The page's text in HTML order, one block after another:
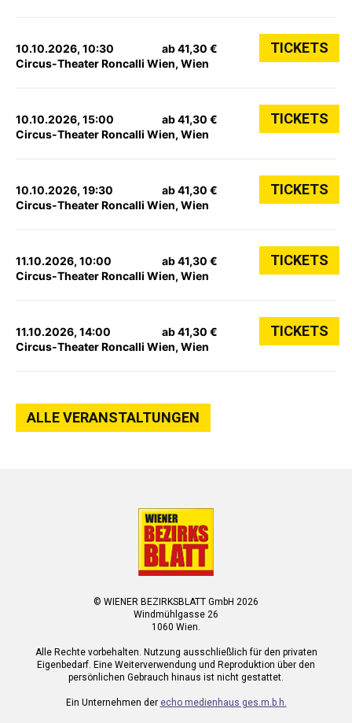
10.10.2026, 10:30
Circus-Theater Roncalli Wien, Wien
ab 41,30 € TICKETS
10.10.2026, 15:00
Circus-Theater Roncalli Wien, Wien
ab 41,30 € TICKETS
10.10.2026, 19:30
Circus-Theater Roncalli Wien, Wien
ab 41,30 € TICKETS
11.10.2026, 10:00
Circus-Theater Roncalli Wien, Wien
ab 41,30 € TICKETS
11.10.2026, 14:00
Circus-Theater Roncalli Wien, Wien
ab 41,30 € TICKETS
ALLE VERANSTALTUNGEN
© WIENER BEZIRKSBLATT GmbH 2026
Windmühlgasse 26
1060 Wien.
Alle Rechte vorbehalten. Nutzung ausschließlich für den privaten
Eigenbedarf. Eine Weiterverwendung und Reproduktion über den
persönlichen Gebrauch hinaus ist nicht gestattet.
Ein Unternehmen der echo medienhaus ges.m.b.h.